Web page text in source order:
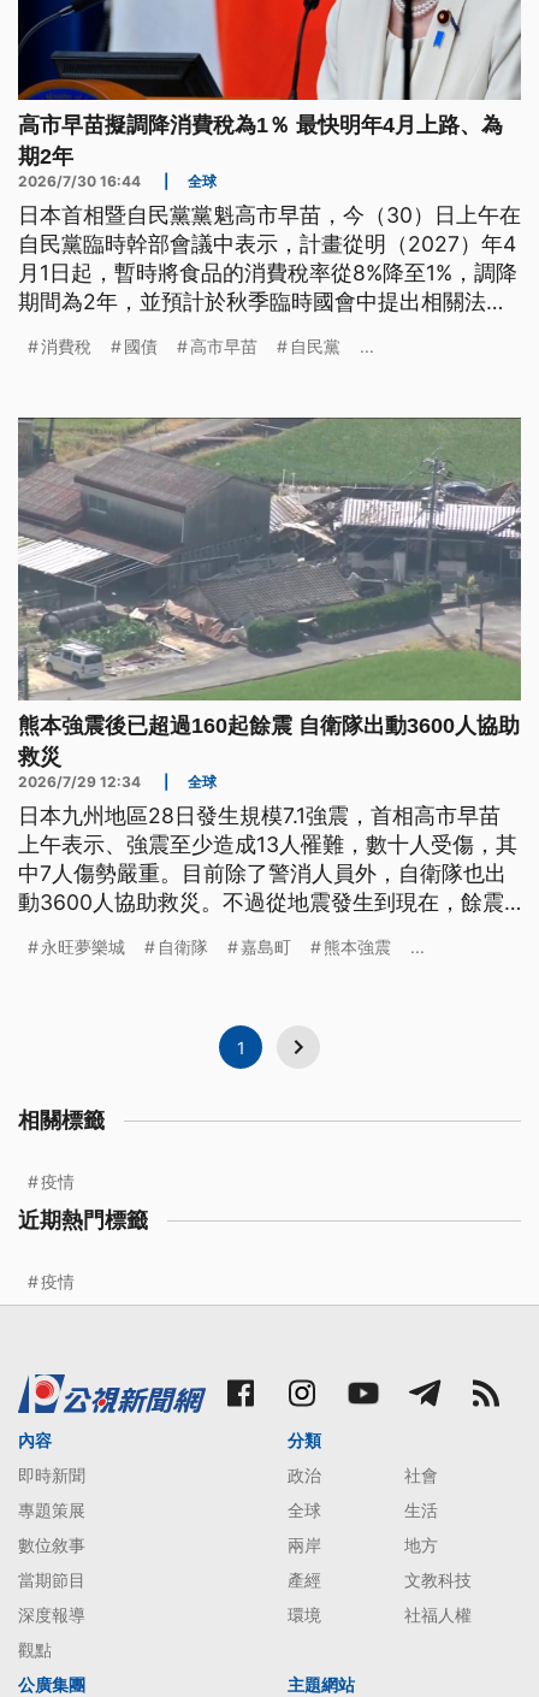
高市早苗擬調降消費稅為1％ 最快明年4月上路、為
期2年
2026/7/30 16:44 全球
日本首相暨自民黨黨魁高市早苗，今（30）日上午在
自民黨臨時幹部會議中表示，計畫從明（2027）年4
月1日起，暫時將食品的消費稅率從8%降至1%，調降
期間為2年，並預計於秋季臨時國會中提出相關法
為日本政府尚未找到替代財源，應先將有限財源優先
消費稅 國債 高市早苗 自民黨 ...
熊本強震後已超過160起餘震 自衛隊出動3600人協助
救災
2026/7/29 12:34 全球
日本九州地區28日發生規模7.1強震，首相高市早苗
上午表示、強震至少造成13人罹難，數十人受傷，其
中7人傷勢嚴重。目前除了警消人員外，自衛隊也出
動3600人協助救災。不過從地震發生到現在，餘震
面臨更多挑戰。
永旺夢樂城 自衛隊 嘉島町 熊本強震 ...
1
相關標籤
疫情
近期熱門標籤
疫情
內容
即時新聞
專題策展
數位敘事
當期節目
深度報導
觀點
分類
政治
社會
全球
生活
兩岸
地方
產經
文教科技
環境
社福人權
公廣集團 主題網站